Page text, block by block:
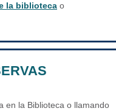
la biblioteca o
en la Biblioteca o llamando